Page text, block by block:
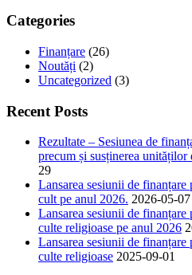
Categories
Finanțare (26)
Noutăți (2)
Uncategorized (3)
Recent Posts
Rezultate – Sesiunea de
precum și susținerea
29
Lansarea sesiunii de
cult pe anul 2026. 2026-05-07
Lansarea sesiunii de
culte religioase pe anul 2026
Lansarea sesiunii de
culte religioase 2025-09-01